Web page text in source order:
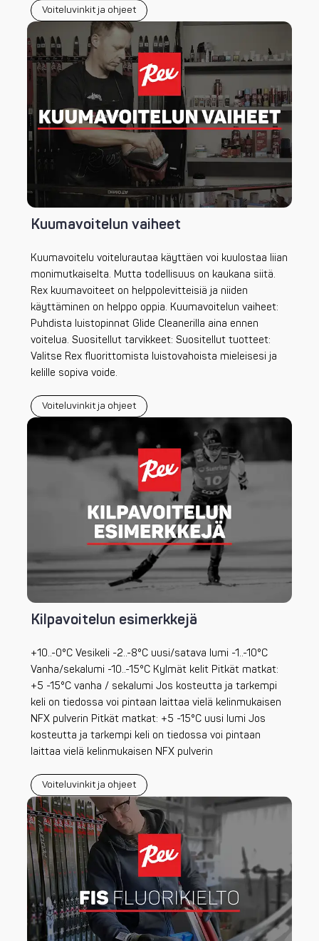
Voiteluvinkit ja ohjeet
Kuumavoitelun vaiheet
Kuumavoitelu voitelurautaa käyttäen voi kuulostaa liian
monimutkaiselta. Mutta todellisuus on kaukana siitä.
Rex kuumavoiteet on helppolevitteisiä ja niiden
käyttäminen on helppo oppia. Kuumavoitelun vaiheet:
Puhdista luistopinnat Glide Cleanerilla aina ennen
voitelua. Suositellut tarvikkeet: Suositellut tuotteet:
Valitse Rex fluorittomista luistovahoista mieleisesi ja
kelille sopiva voide.
Voiteluvinkit ja ohjeet
Kilpavoitelun esimerkkejä
+10..-0°C Vesikeli -2..-8°C uusi/satava lumi -1..-10°C
Vanha/sekalumi -10..-15°C Kylmät kelit Pitkät matkat:
+5 -15°C vanha / sekalumi Jos kosteutta ja tarkempi
keli on tiedossa voi pintaan laittaa vielä kelinmukaisen
NFX pulverin Pitkät matkat: +5 -15°C uusi lumi Jos
kosteutta ja tarkempi keli on tiedossa voi pintaan
laittaa vielä kelinmukaisen NFX pulverin
Voiteluvinkit ja ohjeet